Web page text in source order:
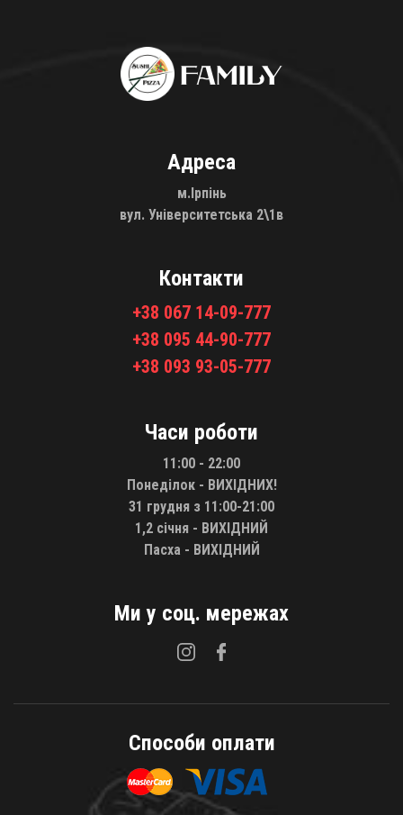
Адреса
м.Ірпінь
вул. Університетська 2\1в
Контакти
+38 067 14-09-777
+38 095 44-90-777
+38 093 93-05-777
Часи роботи
11:00 - 22:00
Понеділок - ВИХІДНИХ!
31 грудня з 11:00-21:00
1,2 січня - ВИХІДНИЙ
Пасха - ВИХІДНИЙ
Ми у соц. мережах
Способи оплати